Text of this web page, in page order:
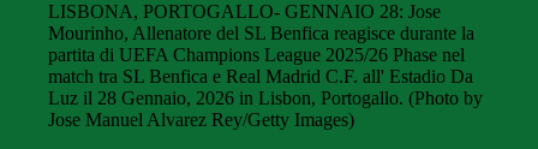
LISBONA, PORTOGALLO- GENNAIO 28: Jose
Mourinho, Allenatore del SL Benfica reagisce durante la
partita di UEFA Champions League 2025/26 Phase nel
match tra SL Benfica e Real Madrid C.F. all' Estadio Da
Luz il 28 Gennaio, 2026 in Lisbon, Portogallo. (Photo by
Jose Manuel Alvarez Rey/Getty Images)